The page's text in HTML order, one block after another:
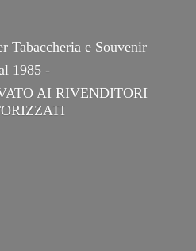
Tabaccheria e Souvenir
1985 -
AI RIVENDITORI